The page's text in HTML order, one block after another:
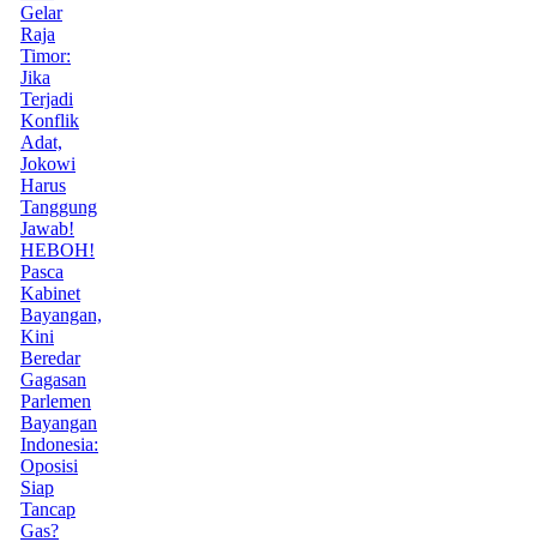
Gelar
Raja
Timor:
Jika
Terjadi
Konflik
Adat,
Jokowi
Harus
Tanggung
Jawab!
HEBOH!
Pasca
Kabinet
Bayangan,
Kini
Beredar
Gagasan
Parlemen
Bayangan
Indonesia:
Oposisi
Siap
Tancap
Gas?